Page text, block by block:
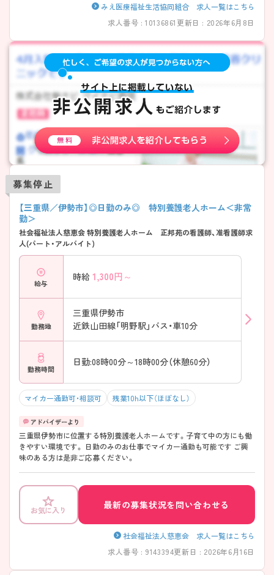
みえ医療福祉生活協同組合 求人一覧はこちら
求人番号 : 10136861 更新日 : 2026年6月8日
募集停止
【三重県／伊勢市】◎日勤のみ◎ 特別養護老人ホーム＜非常
勤＞
社会福祉法人慈恵会 特別養護老人ホーム 正邦苑の看護師、准看護師求
人(パート・アルバイト)
給与
時給 1,300円～
勤務地
三重県伊勢市
近鉄山田線「明野駅」バス・車10分
勤務時間
日勤:08時00分～18時00分（休憩60分）
マイカー通勤可・相談可 残業10h以下（ほぼなし）
三重県伊勢市に位置する特別養護老人ホームです。子育て中の方にも働
きやすい環境です。 日勤のみのお仕事でマイカー通勤も可能です ご興
味のある方は是非ご応募ください。
お気に入り 最新の募集状況を問い合わせる
社会福祉法人慈恵会 求人一覧はこちら
求人番号 : 9143394更新日 : 2026年6月16日